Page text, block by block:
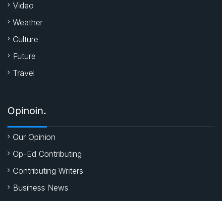
Video
Weather
Culture
Future
Travel
Opinoin.
Our Opinion
Op-Ed Contributing
Contributing Writers
Business News